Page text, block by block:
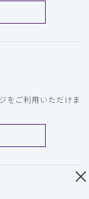
をご利用いただけま